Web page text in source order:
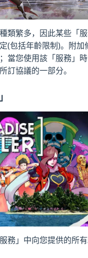
類繁多，因此某些「
(包括年齡限制)。附加
當您使用該「服務」
訂協議的一部分。
務」中向您提供的所有